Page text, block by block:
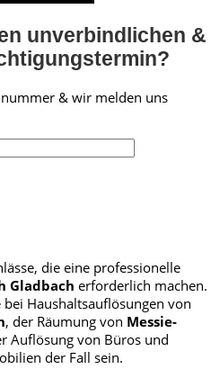
unverbindlichen &
& wir melden uns
die eine professionelle
Gladbach erforderlich machen.
Haushaltsauflösungen von
, der Räumung von Messie-
Auflösung von Büros und
der Fall sein.